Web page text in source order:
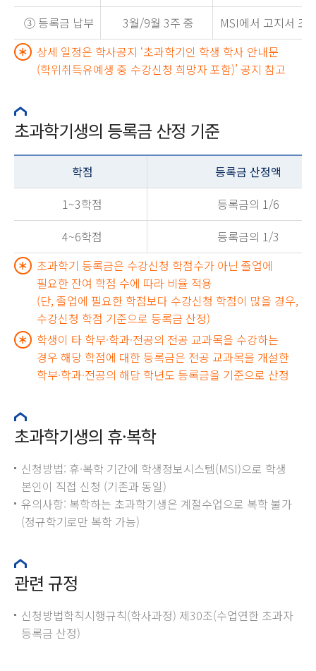
③ 등록금 납부
3월/9월 3주 중
MSI에서 고지서 조
상세 일정은 학사공지 ‘초과학기인 학생 학사 안내문
(학위취득유예생 중 수강신청 희망자 포함)’ 공지 참고
초과학기생의 등록금 산정 기준
학점
등록금 산정액
1~3학점
등록금의 1/6
4~6학점
등록금의 1/3
초과학기 등록금은 수강신청 학점수가 아닌 졸업에
필요한 잔여 학점 수에 따라 비율 적용
(단, 졸업에 필요한 학점보다 수강신청 학점이 많을 경우,
수강신청 학점 기준으로 등록금 산정)
학생이 타 학부·학과·전공의 전공 교과목을 수강하는
경우 해당 학점에 대한 등록금은 전공 교과목을 개설한
학부·학과·전공의 해당 학년도 등록금을 기준으로 산정
초과학기생의 휴·복학
신청방법: 휴·복학 기간에 학생정보시스템(MSI)으로 학생
본인이 직접 신청 (기존과 동일)
유의사항: 복학하는 초과학기생은 계절수업으로 복학 불가
(정규학기로만 복학 가능)
관련 규정
신청방법학칙시행규칙(학사과정) 제30조(수업연한 초과자
등록금 산정)